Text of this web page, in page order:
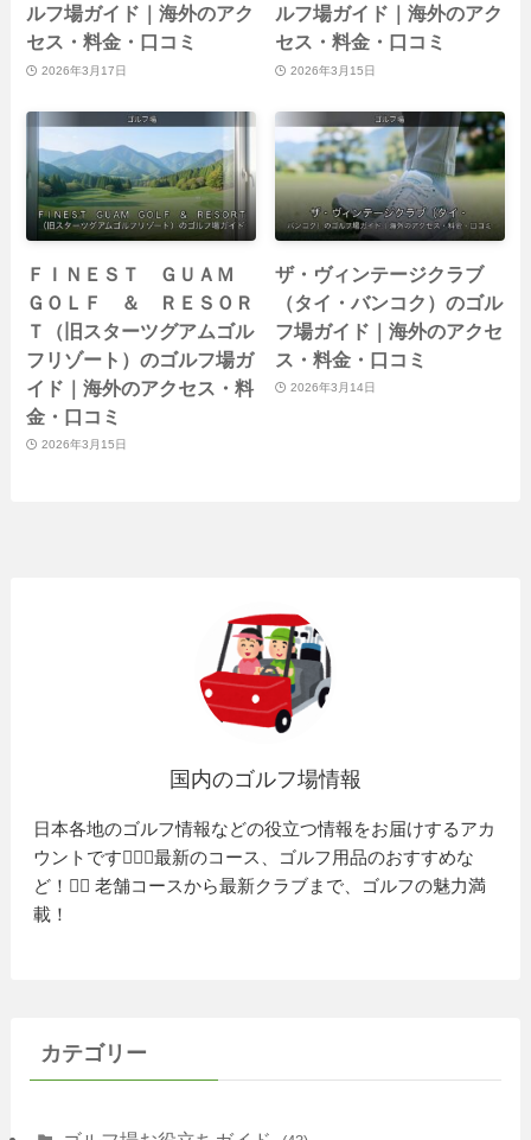
ルフ場ガイド｜海外のアク
セス・料金・口コミ
2026年3月17日
ルフ場ガイド｜海外のアク
セス・料金・口コミ
2026年3月15日
ＦＩＮＥＳＴ ＧＵＡＭ
ＧＯＬＦ ＆ ＲＥＳＯＲ
Ｔ（旧スターツグアムゴル
フリゾート）のゴルフ場ガ
イド｜海外のアクセス・料
金・口コミ
2026年3月15日
ザ・ヴィンテージクラブ
（タイ・バンコク）のゴル
フ場ガイド｜海外のアクセ
ス・料金・口コミ
2026年3月14日
国内のゴルフ場情報
日本各地のゴルフ情報などの役立つ情報をお届けするアカ
ウントです🏌️‍♂️⛳️最新のコース、ゴルフ用品のおすすめな
ど！🏌️‍♀️ 老舗コースから最新クラブまで、ゴルフの魅力満
載！
カテゴリー